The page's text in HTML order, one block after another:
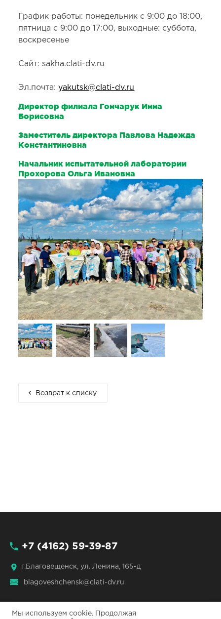
График работы: понедельник с 9:00 до 18:00,
пятница с 9:00 до 17:00, выходные: суббота,
воскресенье
Сайт: sakha.clati-dv.ru
Эл.почта:yakutsk@clati-dv.ru
Директор филиала Гончарук Инна
Борисовна
Заместитель директора Павлова Надежда
Константиновна
Начальник испытательной лаборатории
Прохорова Ольга Ивановна
Возврат к списку
+7 (4162) 59-39-87
г.Благовещенск, ул. Ленина, 165-д
blagoveshchensk@clati-dv.ru
Мы используем cookie. Продолжая